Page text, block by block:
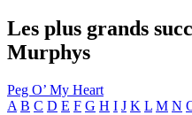
Les plus grands
Murphys
Peg O’ My Heart
A B C D E F G H I J K L M N